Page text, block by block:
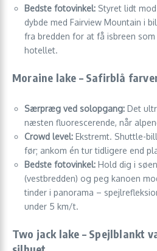
Bedste fotovinkel: Styret lidt
dybde med Fairview Mountain i
fra bredden for at få isbreen
hotellet.
Moraine lake – Safirblå
Særpræg ved solopgang: Det
næsten fluorescerende, når
Crowd level: Ekstremt. Shuttle-
før; ankom én tur tidligere end
Bedste fotovinkel: Hold dig i
(vestbredden) og peg kanoen
tinder i panorama –
under 5 km/t.
Two jack lake – Spejlblankt